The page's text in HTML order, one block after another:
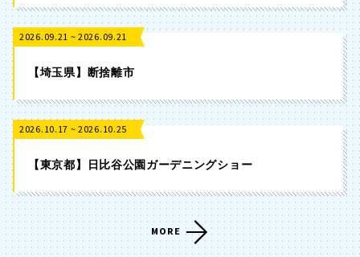
2026.09.21 ~ 2026.09.21
【埼玉県】断捨離市
2026.10.17 ~ 2026.10.25
【東京都】日比谷公園ガーデニングショー
MORE